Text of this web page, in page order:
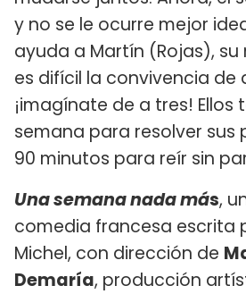
y no se le ocurre mejor
ayuda a Martín (Rojas), su
es difícil la convivencia de
¡imagínate de a tres! Ellos
semana para resolver sus
90 minutos para reír sin
Una semana nada más,
comedia francesa escrita
Michel, con dirección de
Demaría, producción